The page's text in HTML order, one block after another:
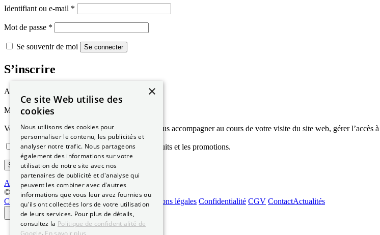
Identifiant ou e-mail *
Mot de passe *
Se souvenir de moi Se connecter
S’inscrire
Adresse e-mail
Mot de passe*Obligatoire
Vos données personnelles seront utilisées pour vous accompagner au cours de votre visite du site web, gérer l’accès
Je veux recevoir des mises à jour sur les produits et les promotions.
S’inscrire
Accueil»Mon compte
© 2026 Permis-Conduire.net – SARL Need Cars
Carte grise
Qui sommes-nous Certification Mentions légales Confidentialité CGV ContactActualités
×
Ce site Web utilise des
cookies
Nous utilisons des cookies pour
personnaliser le contenu, les publicités et
analyser notre trafic. Nous partageons
également des informations sur votre
utilisation de notre site avec nos
partenaires de publicité et d'analyse qui
peuvent les combiner avec d'autres
informations que vous leur avez fournies ou
qu'ils ont collectées lors de votre utilisation
de leurs services. Pour plus de détails,
consultez la Politique de confidentialité de
Google. En savoir plus